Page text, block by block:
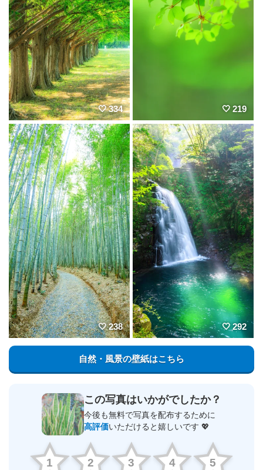
334 219
238 292
自然・風景の壁紙はこちら
この写真はいかがでしたか？
今後も無料で写真を配布するために
高評価いただけると嬉しいです 💖
1 2 3 4 5